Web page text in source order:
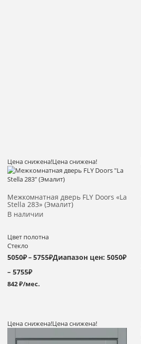
Цена снижена!Цена снижена!
Межкомнатная дверь FLY Doors «La
Stella 283» (Эмалит)
В наличии
Цвет полотна
Стекло
5050₽–5755₽Диапазон цен: 5050₽
– 5755₽
842 ₽/мес.
Выбрать >
Цена снижена!Цена снижена!
Выбрать >